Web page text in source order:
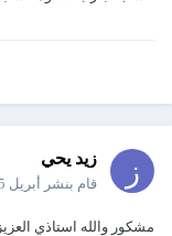
زيد يحي
قام بنشر أبريل 15, 2024
مشكور والله استاذي